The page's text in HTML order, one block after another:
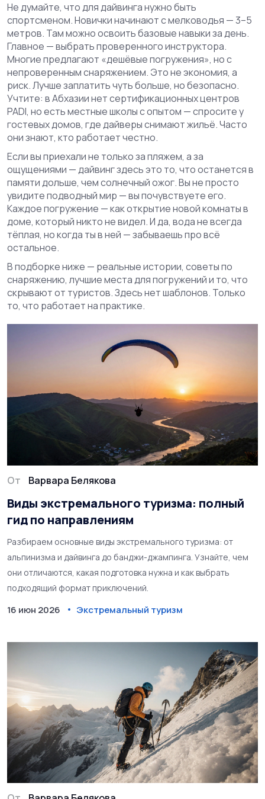
Не думайте, что для дайвинга нужно быть
спортсменом. Новички начинают с мелководья — 3–5
метров. Там можно освоить базовые навыки за день.
Главное — выбрать проверенного инструктора.
Многие предлагают «дешёвые погружения», но с
непроверенным снаряжением. Это не экономия, а
риск. Лучше заплатить чуть больше, но безопасно.
Учтите: в Абхазии нет сертификационных центров
PADI, но есть местные школы с опытом — спросите у
гостевых домов, где дайверы снимают жильё. Часто
они знают, кто работает честно.
Если вы приехали не только за пляжем, а за
ощущениями — дайвинг здесь это то, что останется в
памяти дольше, чем солнечный ожог. Вы не просто
увидите подводный мир — вы почувствуете его.
Каждое погружение — как открытие новой комнаты в
доме, который никто не видел. И да, вода не всегда
тёплая, но когда ты в ней — забываешь про всё
остальное.
В подборке ниже — реальные истории, советы по
снаряжению, лучшие места для погружений и то, что
скрывают от туристов. Здесь нет шаблонов. Только
то, что работает на практике.
От Варвара Белякова
Виды экстремального туризма: полный
гид по направлениям
Разбираем основные виды экстремального туризма: от
альпинизма и дайвинга до банджи-джампинга. Узнайте, чем
они отличаются, какая подготовка нужна и как выбрать
подходящий формат приключений.
16 июн 2026 Экстремальный туризм